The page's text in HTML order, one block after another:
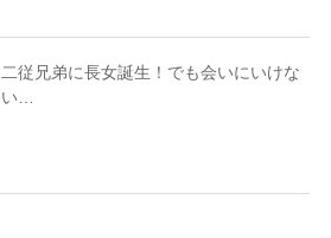
二従兄弟に長女誕生！でも会いにいけな
い…